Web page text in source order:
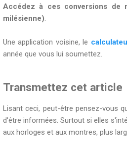
Accédez à ces conversions de
milésienne).
Une application voisine, le
année que vous lui soumettez.
Transmettez cet article
Lisant ceci, peut-être pensez-vous
d'être informées. Surtout si elles
aux horloges et aux montres, plus